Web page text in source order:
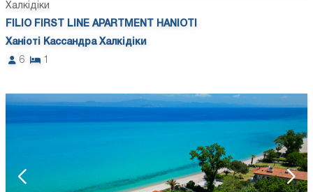
Халкідіки
FILIO FIRST LINE APARTMENT HANIOTI
Ханіоті Кассандра Халкідіки
6
1